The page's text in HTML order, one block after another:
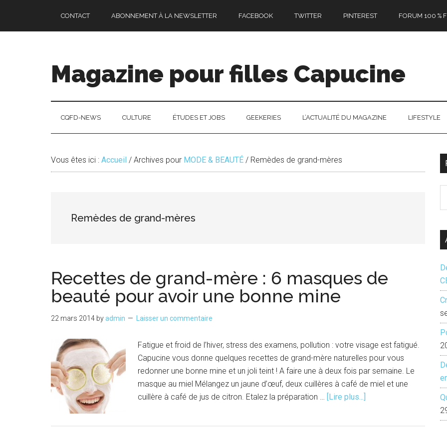
contenu
secondary
la
CONTACT ABONNEMENT À LA NEWSLETTER FACEBOOK TWITTER PINTEREST FORUM 100 %
Magazine pour filles Capucine
CQFD-NEWS CULTURE ÉTUDES ET JOBS GEEKERIES L’ACTUALITÉ DU MAGAZINE LIFESTYLE
Vous êtes ici : Accueil / Archives pour MODE & BEAUTÉ / Remèdes de grand-mères
Remèdes de grand-mères
Recettes de grand-mère : 6 masques de
beauté pour avoir une bonne mine
22 mars 2014 byadmin Laisser un commentaire
Fatigue et froid de l’hiver, stress des examens, pollution : votre visage est fatigué.
Capucine vous donne quelques recettes de grand-mère naturelles pour vous
redonner une bonne mine et un joli teint ! A faire une à deux fois par semaine. Le
masque au miel Mélangez un jaune d’œuf, deux cuillères à café de miel et une
cuillère à café de jus de citron. Etalez la préparation … [Lire plus...]
...